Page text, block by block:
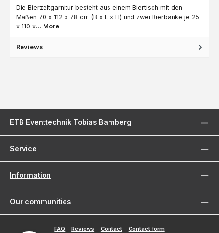
Die Bierzeltgarnitur besteht aus einem Biertisch mit den
Maßen 70 x 112 x 78 cm (B x L x H) und zwei Bierbänke je 25
x 110 x… More
Reviews
ETB Eventtechnik Tobias Bamberg
Service
Information
Our communities
FAQ Reviews Contact Contact form